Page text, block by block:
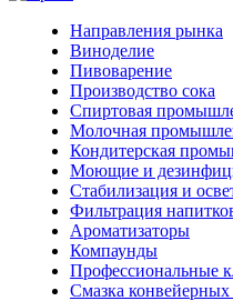
Направления рынка
Виноделие
Пивоварение
Производство сока
Спиртовая
Молочная
Кондитерская
Моющие и
Стабилизация и
Фильтрация
Ароматизаторы
Компаунды
Профессиональные
Смазка конвейерных